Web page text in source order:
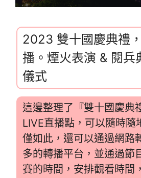
2023 雙十國慶典禮
播。煙火表演 & 閱兵
儀式
這邊整理了『雙十國慶典
LIVE直播點，可以隨時隨
僅如此，還可以通過網路
多的轉播平台，並通過節
賽的時間，安排觀看時間